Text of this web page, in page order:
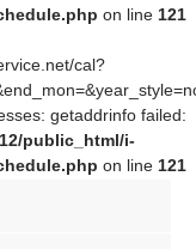
on line 121
cal?
getaddrinfo failed:
public_html/i-
on line 121